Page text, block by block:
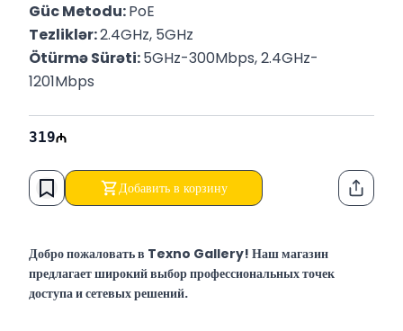
Güc Metodu: PoE
Tezliklər: 2.4GHz, 5GHz
Ötürmə Sürəti: 5GHz-300Mbps, 2.4GHz-
1201Mbps
319
Добавить в корзину
Добро пожаловать в Texno Gallery! Наш магазин
предлагает широкий выбор профессиональных точек
доступа и сетевых решений.